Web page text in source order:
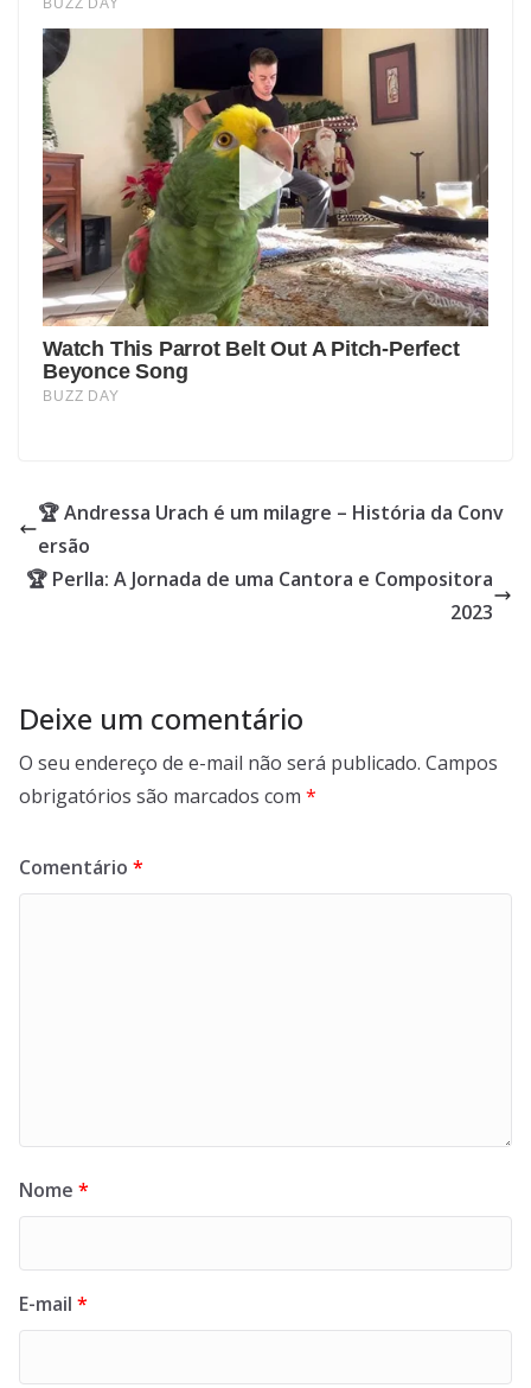
🏆 Andressa Urach é um milagre – História da Conv
ersão
🏆 Perlla: A Jornada de uma Cantora e Compositora
2023
Deixe um comentário
O seu endereço de e-mail não será publicado. Campos
obrigatórios são marcados com *
Comentário *
Nome *
E-mail *